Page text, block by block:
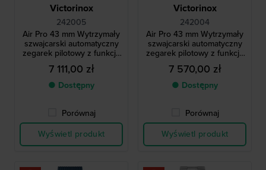
Victorinox
242005
Air Pro 43 mm Wytrzymały
szwajcarski automatyczny
zegarek pilotowy z funkcją
GMT
7 111,00 zł
● Dostępny
Porównaj
Wyświetl produkt
Victorinox
242004
Air Pro 43 mm Wytrzymały
szwajcarski automatyczny
zegarek pilotowy z funkcją
GMT
7 570,00 zł
● Dostępny
Porównaj
Wyświetl produkt